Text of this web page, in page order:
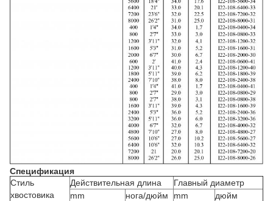
Спецификация
Стиль
хвостовика
Действительная длина
Главный диаметр
mm
нога/дюйм mm
дюйм